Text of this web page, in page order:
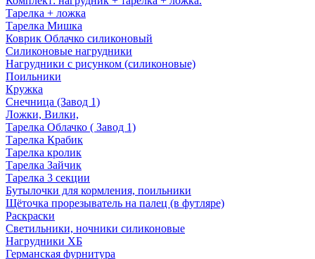
Тарелка + ложка
Тарелка Мишка
Коврик Облачко силиконовый
Силиконовые нагрудники
Нагрудники с рисунком (силиконовые)
Поильники
Кружка
Снечница (Завод 1)
Ложки, Вилки,
Тарелка Облачко ( Завод 1)
Тарелка Крабик
Тарелка кролик
Тарелка Зайчик
Тарелка 3 секции
Бутылочки для кормления, поильники
Щёточка прорезыватель на палец (в футляре)
Раскраски
Светильники, ночники силиконовые
Нагрудники ХБ
Германская фурнитура